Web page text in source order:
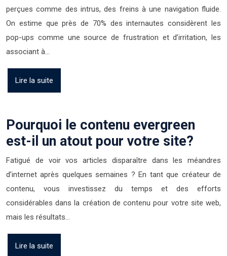
perçues comme des intrus, des freins à une navigation fluide.
On estime que près de 70% des internautes considèrent les
pop-ups comme une source de frustration et d’irritation, les
associant à…
Lire la suite
Pourquoi le contenu evergreen
est-il un atout pour votre site?
Fatigué de voir vos articles disparaître dans les méandres
d’internet après quelques semaines ? En tant que créateur de
contenu, vous investissez du temps et des efforts
considérables dans la création de contenu pour votre site web,
mais les résultats…
Lire la suite